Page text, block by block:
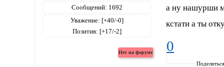
Сообщений: 1692
Уважение: [+40/-0]
Позитив: [+17/-2]
а ну нашурши
кстати а ты
0